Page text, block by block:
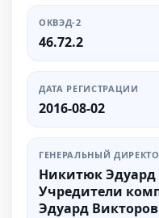
ОКВЭД-2
46.72.2
ДАТА РЕГИСТРАЦИИ
2016-08-02
ГЕНЕРАЛЬНЫЙ
Никитюк Эдуард
Учредители
Эдуард